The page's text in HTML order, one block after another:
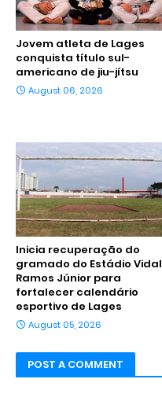
Jovem atleta de Lages
conquista título sul-
americano de jiu-jítsu
August 06, 2026
Inicia recuperação do
gramado do Estádio Vidal
Ramos Júnior para
fortalecer calendário
esportivo de Lages
August 05, 2026
POST A COMMENT